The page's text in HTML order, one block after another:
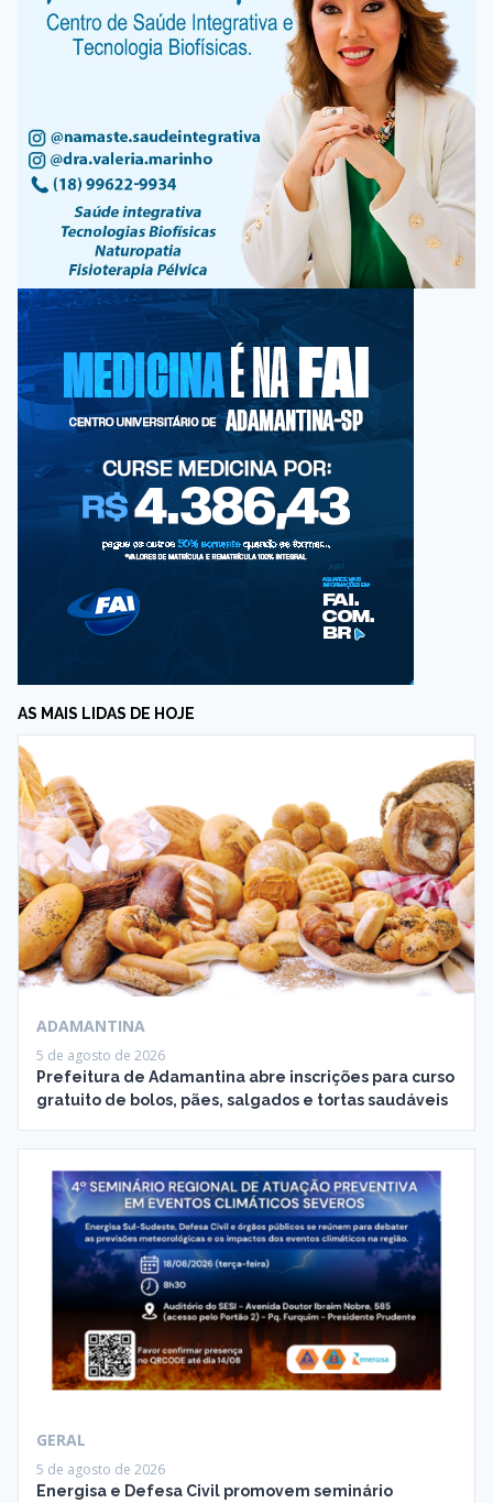
AS MAIS LIDAS DE HOJE
ADAMANTINA
5 de agosto de 2026
Prefeitura de Adamantina abre inscrições para curso
gratuito de bolos, pães, salgados e tortas saudáveis
GERAL
5 de agosto de 2026
Energisa e Defesa Civil promovem seminário